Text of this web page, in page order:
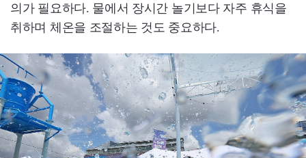
의가 필요하다. 물에서 장시간 놀기보다 자주 휴식을
취하며 체온을 조절하는 것도 중요하다.